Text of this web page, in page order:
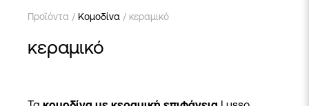
Προϊόντα / Κομοδίνα / κεραμικό
κεραμικό